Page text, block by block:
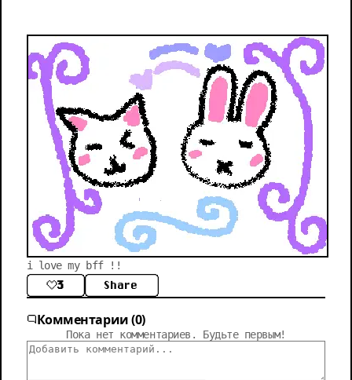
i love my bff !!
3 Share
Комментарии (0)
Пока нет комментариев. Будьте первым!